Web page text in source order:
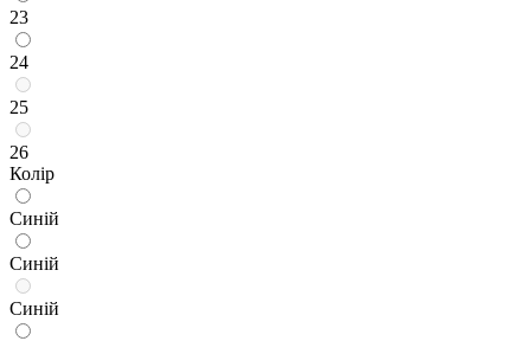
23
24
25
26
Колір
Синій
Синій
Синій